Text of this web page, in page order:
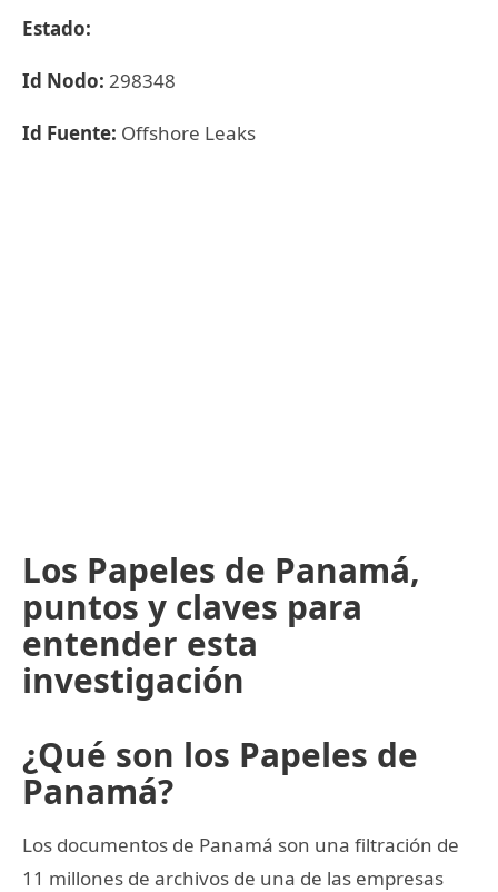
Estado:
Id Nodo: 298348
Id Fuente: Offshore Leaks
Los Papeles de Panamá,
puntos y claves para
entender esta
investigación
¿Qué son los Papeles de
Panamá?
Los documentos de Panamá son una filtración de
11 millones de archivos de una de las empresas